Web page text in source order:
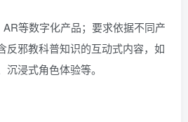
等数字化产品；要求依据不同产
反邪教科普知识的互动式内容，如
浸式角色体验等。